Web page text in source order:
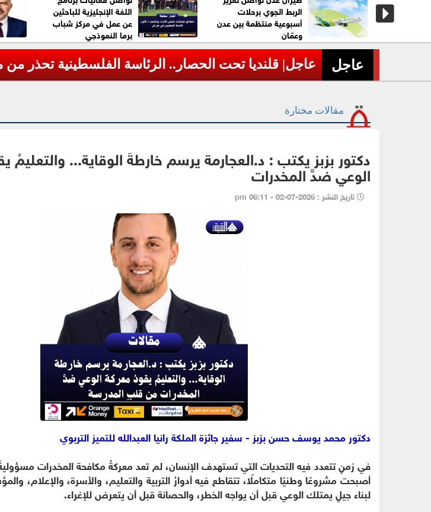
الربط الجوي برحلات
أسبوعية منتظمة بين عدن
وعمّان
اللغة الإنجليزية للباحثين
عن عمل في مركز شباب
برما النموذجي
عاجل عاجل| قلنديا تحت الحصار.. الرئاسة الفلسطينية تحذر
مقالات مختارة
دكتور بزبز يكتب : د.العجارمة يرسم خارطةَ الوقاية... والتعليمُ
الوعي ضدَّ المخدرات
تاريخ النشر : 2026-07-02 - 06:11 pm
دكتور محمد يوسف حسن بزبز - سفير جائزة الملكة رانيا العبدالله للتميز التربوي
في زمنٍ تتعدد فيه التحديات التي تستهدف الإنسان، لم تعد معركةُ مكافحة المخدرات
أصبحت مشروعًا وطنيًا متكاملًا، تتقاطع فيه أدوارُ التربية والتعليم، والأسرة، والإعلام،
لبناء جيلٍ يمتلك الوعي قبل أن يواجه الخطر، والحصانة قبل أن يتعرض للإغراء.